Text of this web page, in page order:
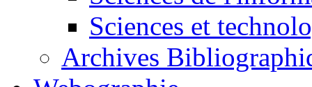
Sciences et
Archives